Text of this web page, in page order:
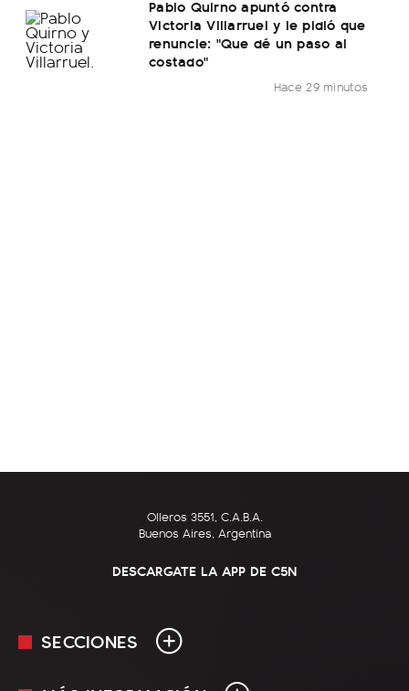
Pablo Quirno apuntó contra
Victoria Villarruel y le pidió que
renuncie: "Que dé un paso al
costado"
Hace 29 minutos
Olleros 3551, C.A.B.A.
Buenos Aires, Argentina
DESCARGATE LA APP DE C5N
SECCIONES